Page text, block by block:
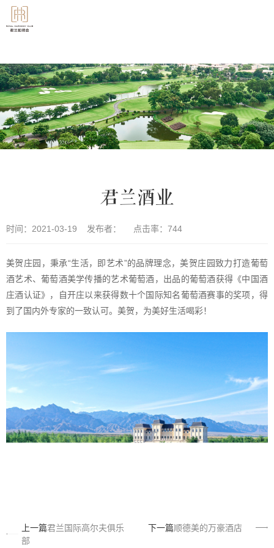
君兰酒业
时间：2021-03-19 发布者： 点击率： 744
美贺庄园，秉承“生活，即艺术”的品牌理念，美贺庄园致力打造葡萄
酒艺术、葡萄酒美学传播的艺术葡萄酒，出品的葡萄酒获得《中国酒
庄酒认证》，自开庄以来获得数十个国际知名葡萄酒赛事的奖项，得
到了国内外专家的一致认可。美贺，为美好生活喝彩！
上一篇君兰国际高尔夫俱乐
部
下一篇顺德美的万豪酒店